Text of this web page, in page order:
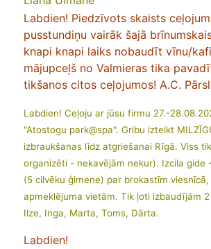
Labdien! Piedzīvots skaists
pusstundiņu vairāk šajā
knapi knapi laiks nobaudīt vīnu/
mājupceļš no Valmieras tika
tikšanos citos ceļojumos! A.C.
Labdien! Ceļoju ar jūsu firmu 27.-
"Atostogu park@spa". Gribu izteikt
izbraukšanas līdz atgriešanai Rīgā. Viss
organizēti - nekavējām nekur). Izcila gide
(5 cilvēku ģimene) par brokastīm
apmeklējuma vietām. Tik ļoti izbaudījām
Ilze, Inga, Marta, Toms, Dārta.
Labdien!